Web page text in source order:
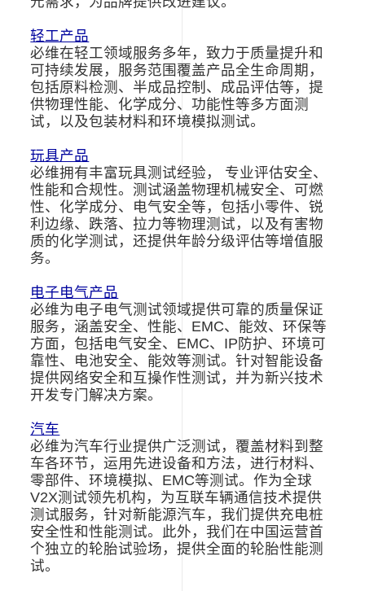
轻工产品
必维在轻工领域服务多年，致力于质量提升和
可持续发展，服务范围覆盖产品全生命周期，
包括原料检测、半成品控制、成品评估等，提
供物理性能、化学成分、功能性等多方面测
试，以及包装材料和环境模拟测试。
玩具产品
必维拥有丰富玩具测试经验， 专业评估安全、
性能和合规性。测试涵盖物理机械安全、可燃
性、化学成分、电气安全等，包括小零件、锐
利边缘、跌落、拉力等物理测试，以及有害物
质的化学测试，还提供年龄分级评估等增值服
务。
电子电气产品
必维为电子电气测试领域提供可靠的质量保证
服务，涵盖安全、性能、 EMC、能效、环保等
方面，包括电气安全、 EMC、 IP 防护、环境可
靠性、电池安全、能效等测试。针对智能设备
提供网络安全和互操作性测试，并为新兴技术
开发专门解决方案。
汽车
必维为汽车行业提供广泛测试，覆盖材料到整
车各环节，运用先进设备和方法，进行材料、
零部件、环境模拟、 EMC等测试。作为全球
V2X测试领先机构，为互联车辆通信技术提供
测试服务，针对新能源汽车，我们提供充电桩
安全性和性能测试。此外，我们在中国运营首
个独立的轮胎试验场，提供全面的轮胎性能测
试。